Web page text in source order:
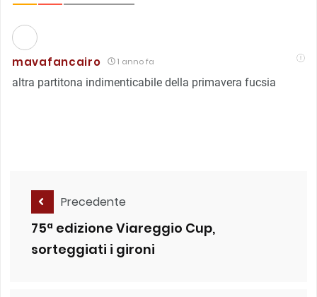
mavafancairo 1 anno fa
altra partitona indimenticabile della primavera fucsia
Precedente
75ª edizione Viareggio Cup,
sorteggiati i gironi